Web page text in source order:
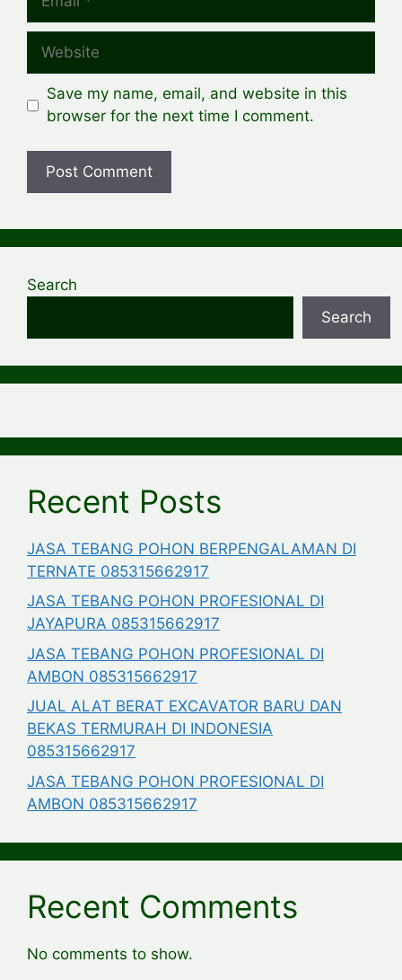
Website
Save my name, email, and website in this
browser for the next time I comment.
Search
Search
Recent Posts
JASA TEBANG POHON BERPENGALAMAN DI
TERNATE 085315662917
JASA TEBANG POHON PROFESIONAL DI
JAYAPURA 085315662917
JASA TEBANG POHON PROFESIONAL DI
AMBON 085315662917
JUAL ALAT BERAT EXCAVATOR BARU DAN
BEKAS TERMURAH DI INDONESIA
085315662917
JASA TEBANG POHON PROFESIONAL DI
AMBON 085315662917
Recent Comments
No comments to show.